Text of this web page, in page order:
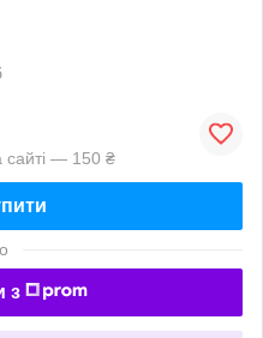
сайті — 150 ₴
з